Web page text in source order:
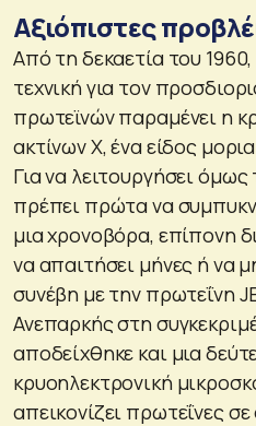
Αξιόπιστες
Από τη δεκαετία του
τεχνική για τον
πρωτεϊνών παραμένει η
ακτίνων Χ, ένα είδος
Για να λειτουργήσει
πρέπει πρώτα να
μια χρονοβόρα, επίπονη
να απαιτήσει μήνες ή να
συνέβη με την πρωτεΐνη
Ανεπαρκής στη
αποδείχθηκε και μια
κρυοηλεκτρονική
απεικονίζει πρωτεΐνες